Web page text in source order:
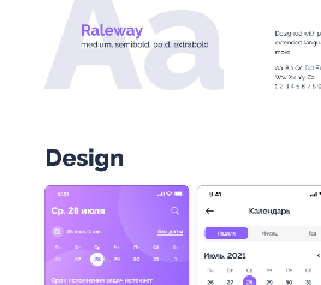
ГЛАВНАЯ
О НАС
ПОРТФОЛИО
БРИФЫ
КАРЬЕРА